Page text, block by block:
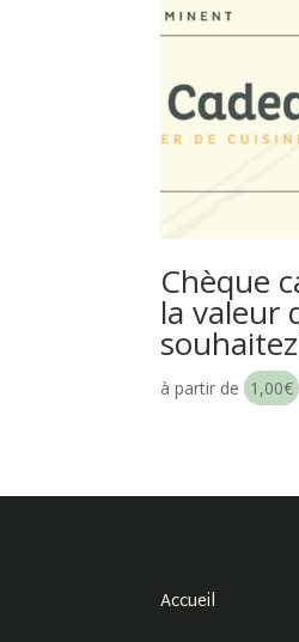
Chèque
la valeur
souhaitez
à partir de 1,00€
Accueil